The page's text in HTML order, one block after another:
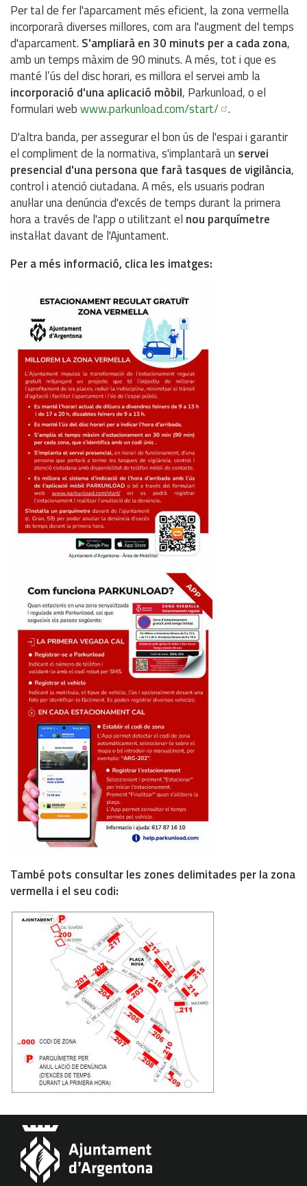
Per tal de fer l'aparcament més eficient, la zona vermella
incorporarà diverses millores, com ara l'augment del temps
d'aparcament. S'ampliarà en 30 minuts per a cada zona,
amb un temps màxim de 90 minuts. A més, tot i que es
manté l’ús del disc horari, es millora el servei amb la
incorporació d'una aplicació mòbil, Parkunload, o el
formulari webwww.parkunload.com/start/ .
D'altra banda, per assegurar el bon ús de l'espai i garantir
el compliment de la normativa, s'implantarà un servei
presencial d'una persona que farà tasques de vigilància,
control i atenció ciutadana. A més, els usuaris podran
anul·lar una denúncia d'excés de temps durant la primera
hora a través de l'app o utilitzant el nou parquímetre
instal·lat davant de l'Ajuntament.
Per a més informació, clica les imatges:
També pots consultar les zones delimitades per la zona
vermella i el seu codi: